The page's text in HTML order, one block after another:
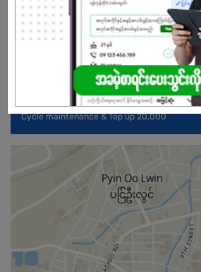
အကျိုးအမြတ်
အခြေခံလစာ ၅၅၀,၀၀၀ (Yearly increment %နှစ်စ
ဆီဖိုး ၁၂၀၀၀၀ + way ပေါ်မူတည် ထပ်ရ)
Cycle maintenance & Top up 20,000